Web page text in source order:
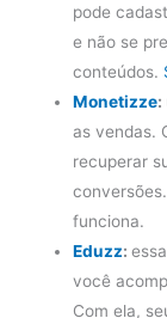
pode
e não se
conteúdos.
Monetizze:
as vendas.
recuperar
conversões.
funciona.
Eduzz:
você
Com ela,